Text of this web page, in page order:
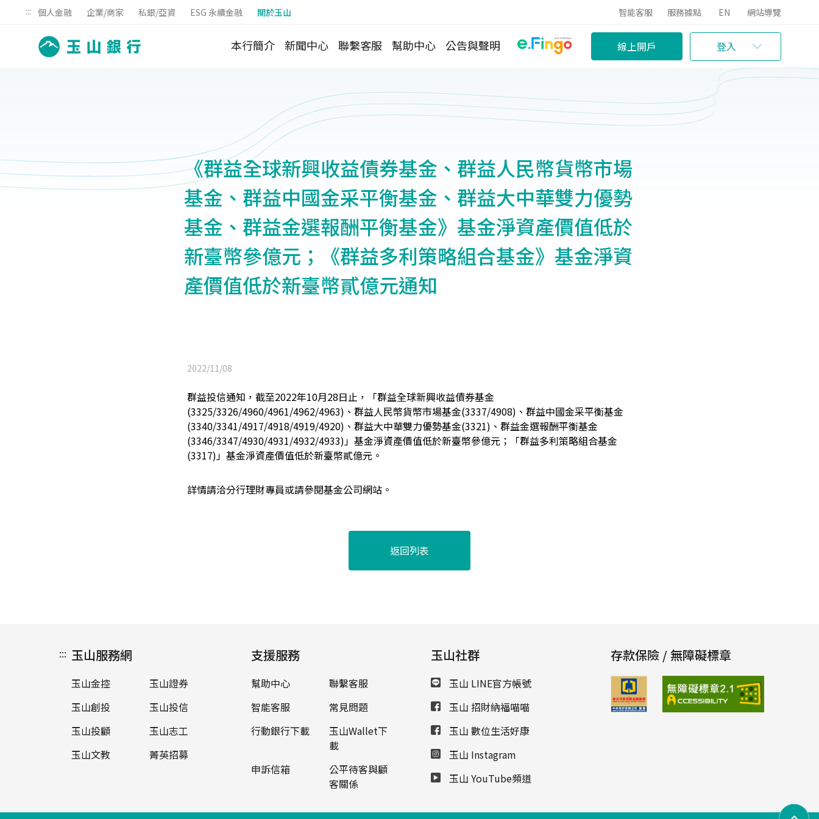
::: 個人金融 企業/商家 私銀/亞資 ESG 永續金融 關於玉山 智能客服 服務據點 EN 網站導覽
本行簡介 新聞中心 聯繫客服 幫助中心 公告與聲明 線上開戶 登入
《群益全球新興收益債券基金、群益人民幣貨幣市場
基金、群益中國金采平衡基金、群益大中華雙力優勢
基金、群益金選報酬平衡基金》基金淨資產價值低於
新臺幣參億元；《群益多利策略組合基金》基金淨資
產價值低於新臺幣貳億元通知
2022/11/08
群益投信通知，截至2022年10月28日止，「群益全球新興收益債券基金
(3325/3326/4960/4961/4962/4963)、群益人民幣貨幣市場基金(3337/4908)、群益中國金采平衡基金
(3340/3341/4917/4918/4919/4920)、群益大中華雙力優勢基金(3321)、群益金選報酬平衡基金
(3346/3347/4930/4931/4932/4933)」 基金淨資產價值低於新臺幣參億元；「群益多利策略組合基金
(3317)」 基金淨資產價值低於新臺幣貳億元。
詳情請洽分行理財專員或請參閱基金公司網站。
返回列表
::: 玉山服務網
玉山金控
玉山證券
玉山創投
玉山投信
玉山投顧
玉山志工
玉山文教
菁英招募
支援服務
幫助中心
聯繫客服
智能客服
常見問題
行動銀行下載
玉山Wallet下
載
申訴信箱
公平待客與顧
客關係
玉山社群
玉山 LINE官方帳號
玉山 招財納福喵喵
玉山 數位生活好康
玉山 Instagram
玉山 YouTube頻道
存款保險 / 無障礙標章